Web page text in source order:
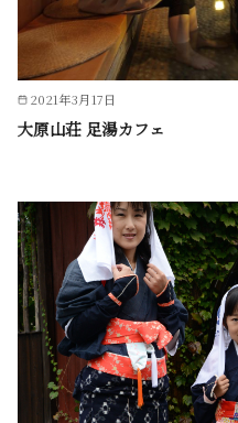
2021年3月17日
大原山荘 足湯カフェ